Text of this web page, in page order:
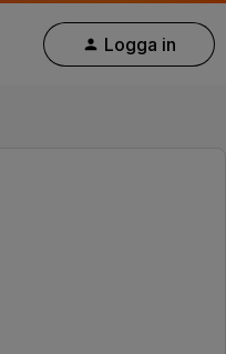
Logga in